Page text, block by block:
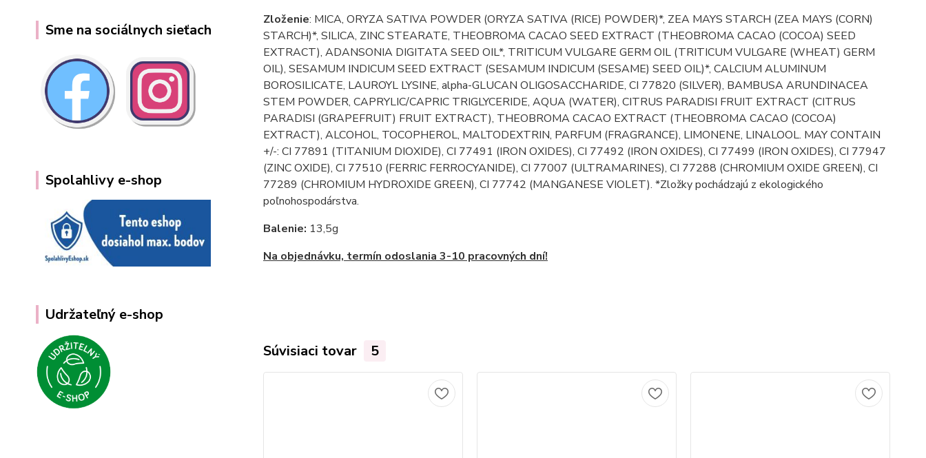
Sme na sociálnych sieťach
Spolahlivy e-shop
Udržateľný e-shop
Zloženie: MICA, ORYZA SATIVA POWDER (ORYZA SATIVA (RICE) POWDER)*, ZEA MAYS STARCH (ZEA MAYS (CORN)
STARCH)*, SILICA, ZINC STEARATE, THEOBROMA CACAO SEED EXTRACT (THEOBROMA CACAO (COCOA) SEED
EXTRACT), ADANSONIA DIGITATA SEED OIL*, TRITICUM VULGARE GERM OIL (TRITICUM VULGARE (WHEAT) GERM
OIL), SESAMUM INDICUM SEED EXTRACT (SESAMUM INDICUM (SESAME) SEED OIL)*, CALCIUM ALUMINUM
BOROSILICATE, LAUROYL LYSINE, alpha-GLUCAN OLIGOSACCHARIDE, CI 77820 (SILVER), BAMBUSA ARUNDINACEA
STEM POWDER, CAPRYLIC/CAPRIC TRIGLYCERIDE, AQUA (WATER), CITRUS PARADISI FRUIT EXTRACT (CITRUS
PARADISI (GRAPEFRUIT) FRUIT EXTRACT), THEOBROMA CACAO EXTRACT (THEOBROMA CACAO (COCOA)
EXTRACT), ALCOHOL, TOCOPHEROL, MALTODEXTRIN, PARFUM (FRAGRANCE), LIMONENE, LINALOOL. MAY CONTAIN
+/-: CI 77891 (TITANIUM DIOXIDE), CI 77491 (IRON OXIDES), CI 77492 (IRON OXIDES), CI 77499 (IRON OXIDES), CI 77947
(ZINC OXIDE), CI 77510 (FERRIC FERROCYANIDE), CI 77007 (ULTRAMARINES), CI 77288 (CHROMIUM OXIDE GREEN), CI
77289 (CHROMIUM HYDROXIDE GREEN), CI 77742 (MANGANESE VIOLET). *Zložky pochádzajú z ekologického
poľnohospodárstva.
Balenie: 13,5g
Na objednávku, termín odoslania 3-10 pracovných dní!
Súvisiaci tovar 5